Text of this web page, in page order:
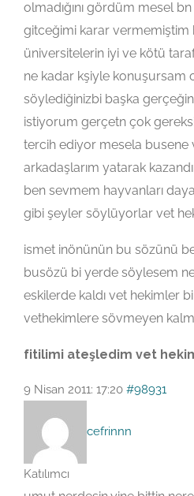
olmadığını gördüm mesel
gitceğimi karar vermemiştim
üniversitelerin iyi ve kötü
ne kadar kşiyle konuşursam
söylediğinizbi başka
istiyorum gerçetn çok
tercih ediyor mesela busene
arkadaşlarım yatarak
ben sevmem hayvanları
gibi şeyler söylüyorlar vet
ismet inönünün bu sözünü
busözü bi yerde söylesem
eskilerde kaldı vet hekimler
vethekimlere sövmeyen
fitilimi ateşledim vet
9 Nisan 2011: 17:20 #98931
cefrinnn
Katılımcı